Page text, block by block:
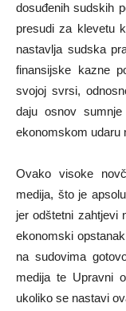
dosuđenih sudskih
presudi za klevetu
nastavlja sudska
finansijske kazne
svojoj svrsi,
daju osnov
ekonomskom udaru
Ovako visoke
medija, što je
jer odštetni zahtjevi
ekonomski
na sudovima
medija te Upravni
ukoliko se nastavi